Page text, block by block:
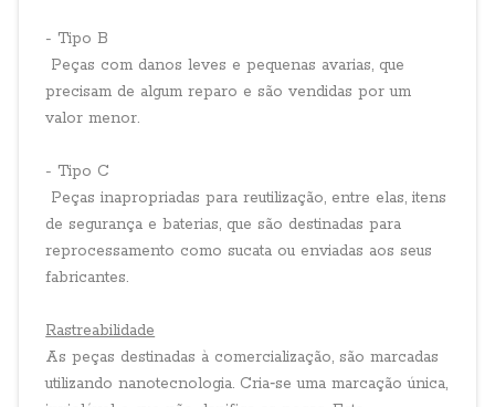
- Tipo B
Peças com danos leves e pequenas avarias, que
precisam de algum reparo e são vendidas por um
valor menor.
- Tipo C
Peças inapropriadas para reutilização, entre elas, itens
de segurança e baterias, que são destinadas para
reprocessamento como sucata ou enviadas aos seus
fabricantes.
Rastreabilidade
As peças destinadas à comercialização, são marcadas
utilizando nanotecnologia. Cria‐se uma marcação única,